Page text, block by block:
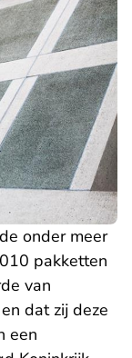
onder meer
pakketten
van
dat zij deze
een